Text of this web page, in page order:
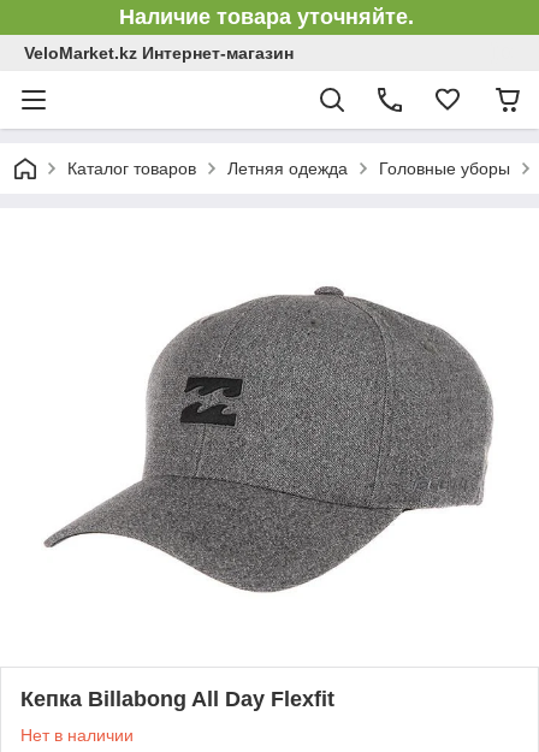
Наличие товара уточняйте.
VeloMarket.kz Интернет-магазин
Каталог товаров Летняя одежда Головные уборы
Кепка Billabong All Day Flexfit
Нет в наличии